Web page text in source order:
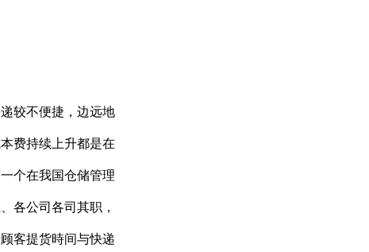
较不便捷，边远地
费持续上升都是在
个在我国仓储管理
各公司各司其职，
客提货時间与快递